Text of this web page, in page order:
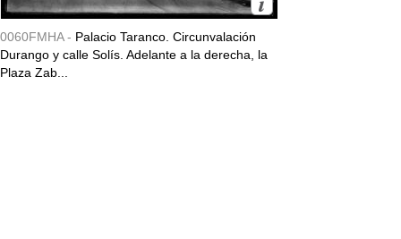
0060FMHA - Palacio Taranco. Circunvalación
Durango y calle Solís. Adelante a la derecha, la
Plaza Zab...